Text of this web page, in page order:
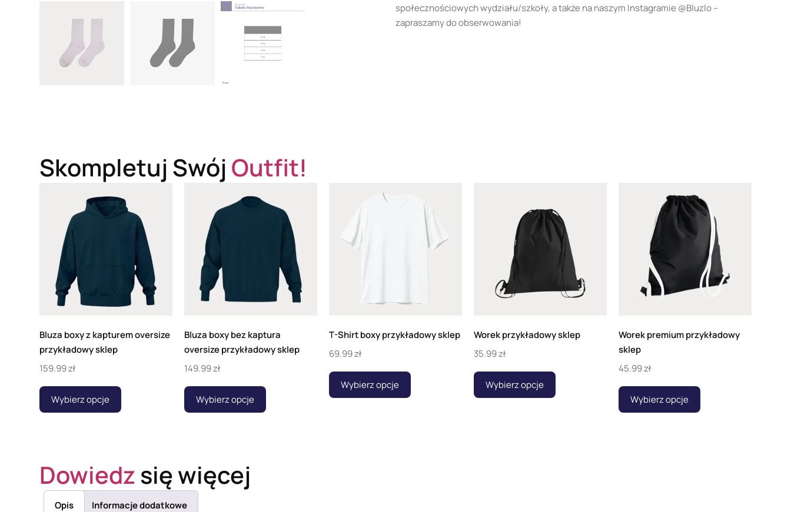
społecznościowych wydziału/szkoły, a także na naszym Instagramie @Bluzlo –
zapraszamy do obserwowania!
Skompletuj Swój Outfit!
Bluza boxy z kapturem oversize
przykładowy sklep
159.99zł
Wybierz opcje
Bluza boxy bez kaptura
oversize przykładowy sklep
149.99zł
Wybierz opcje
T-Shirt boxy przykładowy sklep
69.99zł
Wybierz opcje
Worek przykładowy sklep
35.99zł
Wybierz opcje
Worek premium przykładowy
sklep
45.99zł
Wybierz opcje
Dowiedzsię więcej
Opis Informacje dodatkowe